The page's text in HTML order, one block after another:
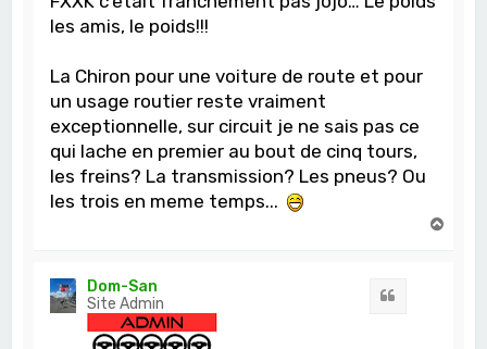
les amis, le poids!!!
La Chiron pour une voiture de route et pour
un usage routier reste vraiment
exceptionnelle, sur circuit je ne sais pas ce
qui lache en premier au bout de cinq tours,
les freins? La transmission? Les pneus? Ou
les trois en meme temps...
Dom-San
Site Admin